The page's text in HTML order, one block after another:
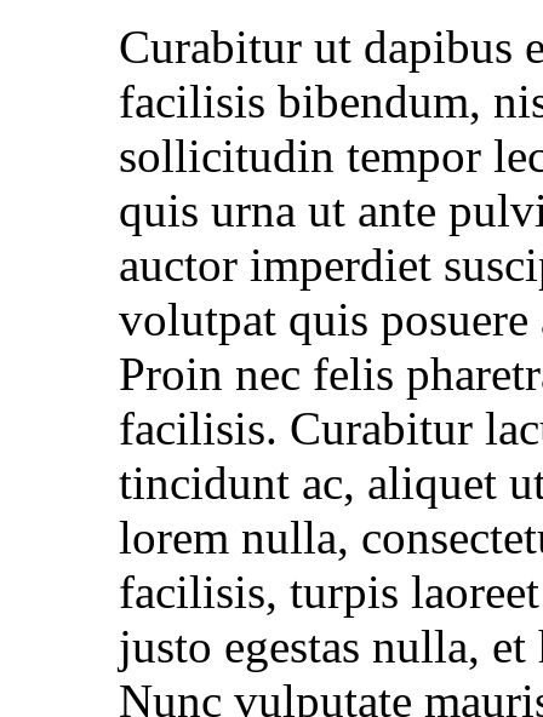
Curabitur ut dapibus
facilisis bibendum,
sollicitudin tempor
quis urna ut ante
auctor imperdiet
volutpat quis
Proin nec felis
facilisis. Curabitur
tincidunt ac, aliquet
lorem nulla,
facilisis, turpis
justo egestas nulla,
Nunc vulputate